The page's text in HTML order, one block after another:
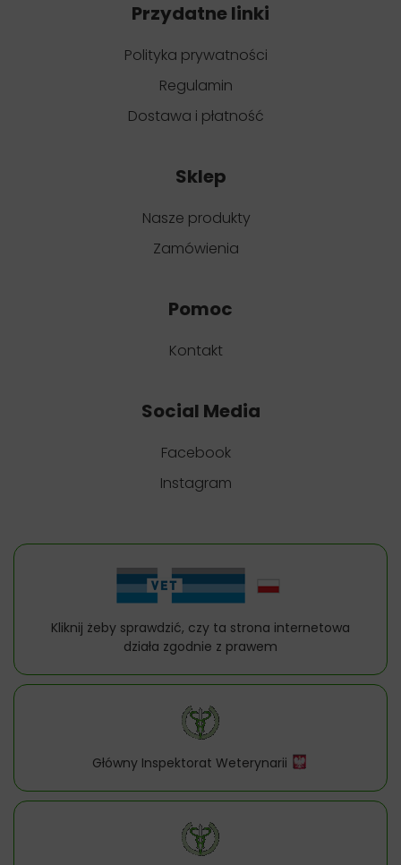
Przydatne linki
Polityka prywatności
Regulamin
Dostawa i płatność
Sklep
Nasze produkty
Zamówienia
Pomoc
Kontakt
Social Media
Facebook
Instagram
Kliknij żeby sprawdzić, czy ta strona internetowa
działa zgodnie z prawem
Główny Inspektorat Weterynarii